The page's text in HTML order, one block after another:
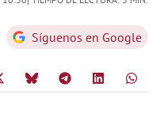
Síguenos en Google